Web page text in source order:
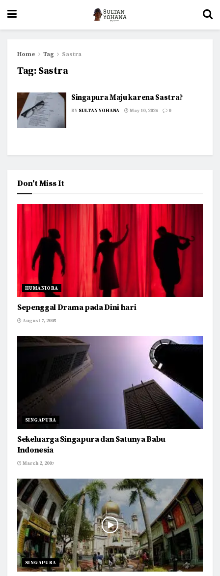
Home Tag Sastra
Tag: Sastra
Singapura Maju karena Sastra?
BY SULTAN YOHANA May 10, 2026 0
Don't Miss It
HUMANIORA
Sepenggal Drama pada Dini hari
August 7, 2005
SINGAPURA
Sekeluarga Singapura dan Satunya Babu
Indonesia
March 2, 2007
SINGAPURA